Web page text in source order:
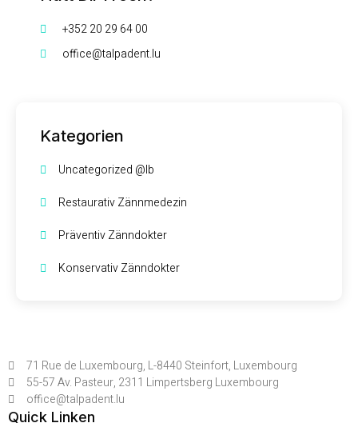
+352 20 29 64 00
office@talpadent.lu
Kategorien
Uncategorized @lb
Restaurativ Zännmedezin
Präventiv Zänndokter
Konservativ Zänndokter
71 Rue de Luxembourg, L-8440 Steinfort, Luxembourg
55-57 Av. Pasteur, 2311 Limpertsberg Luxembourg
office@talpadent.lu
Quick Linken